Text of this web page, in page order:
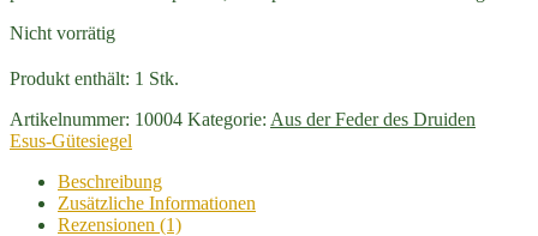
Nicht vorrätig
Produkt enthält: 1 Stk.
Artikelnummer: 10004 Kategorie: Aus der Feder des Druiden
Esus-Gütesiegel
Beschreibung
Zusätzliche Informationen
Rezensionen (1)